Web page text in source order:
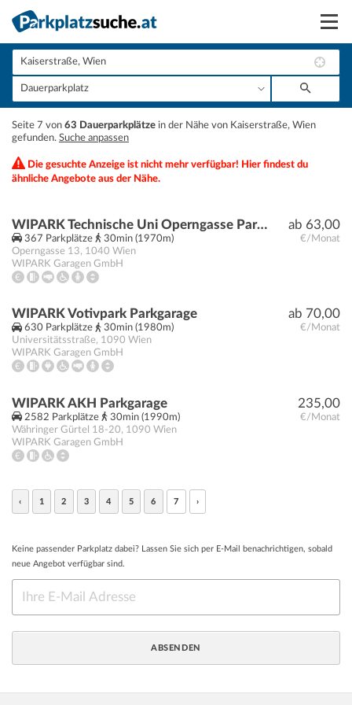
Suchen
Vermieten
Anmelden
Seite 7 von 63 Dauerparkplätze in der Nähe von Kaiserstraße, Wien
gefunden. Suche anpassen
Die gesuchte Anzeige ist nicht mehr verfügbar! Hier findest du
ähnliche Angebote aus der Nähe.
ab 63,00
€/Monat
WIPARK Technische Uni Operngasse Parkgarage
367 Parkplätze
30min (1970m)
Operngasse 13, 1040 Wien
WIPARK Garagen GmbH
ab 70,00
€/Monat
WIPARK Votivpark Parkgarage
630 Parkplätze
30min (1980m)
Universitätsstraße, 1090 Wien
WIPARK Garagen GmbH
235,00
€/Monat
WIPARK AKH Parkgarage
2582 Parkplätze
30min (1990m)
Währinger Gürtel 18-20, 1090 Wien
WIPARK Garagen GmbH
‹ 1 2 3 4 5 6 7 ›
Keine passender Parkplatz dabei? Lassen Sie sich per E-Mail benachrichtigen, sobald
neue Angebot verfügbar sind.
+
−